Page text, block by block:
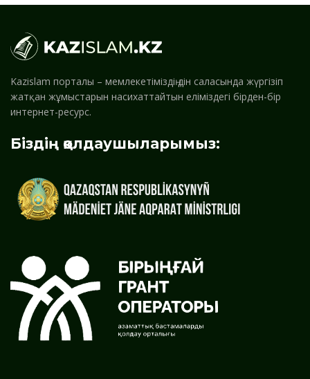
Kazislam порталы – мемлекетіміздің дін саласында жүргізіп
жатқан жұмыстарын насихаттайтын еліміздегі бірден-бір
интернет-ресурс.
Біздің қолдаушыларымыз: